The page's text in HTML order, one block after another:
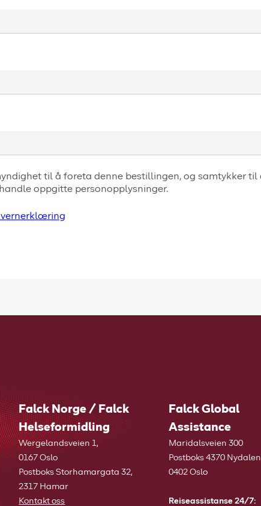
oppgitte personopplysninger.
Falck Norge / Falck
Helseformidling
Wergelandsveien 1,
0167 Oslo
Postboks Storhamargata 32,
2317 Hamar
Kontakt oss
Falck Global
Assistance
Maridalsveien 300
Postboks 4370 Nydalen
0402 Oslo
Reiseassistanse 24/7: